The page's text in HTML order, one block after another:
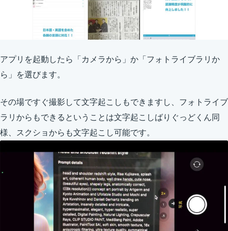
アプリを起動したら「カメラから」か「フォトライブラリか
ら」を選びます。
その場ですぐ撮影して文字起こしもできますし、フォトライブ
ラリからもできるということは文字起こしばりぐっどくん同
様、スクショからも文字起こし可能です。